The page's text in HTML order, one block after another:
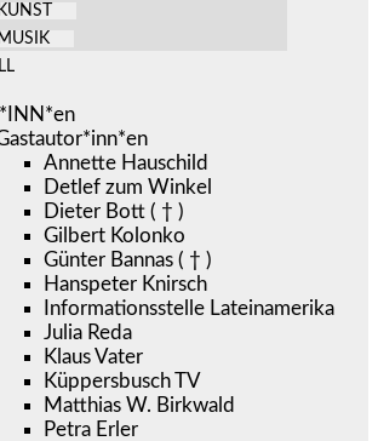
KUNST
MUSIK
Annette Hauschild
Detlef zum Winkel
Dieter Bott ( † )
Gilbert Kolonko
Günter Bannas ( † )
Hanspeter Knirsch
Informationsstelle Lateinamerika
Julia Reda
Klaus Vater
Küppersbusch TV
Matthias W. Birkwald
Petra Erler